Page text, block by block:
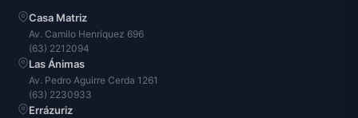
Casa Matriz
Av. Camilo Henríquez 696
(63) 2212094
Las Ánimas
Av. Pedro Aguirre Cerda 1261
(63) 2230933
Errázuriz